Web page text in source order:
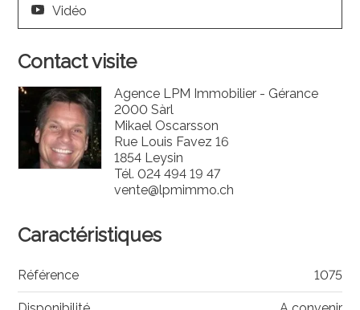
Vidéo
Contact visite
Agence LPM Immobilier - Gérance
2000 Sàrl
Mikael Oscarsson
Rue Louis Favez 16
1854 Leysin
Tél. 024 494 19 47
vente@lpmimmo.ch
Caractéristiques
Référence 1075